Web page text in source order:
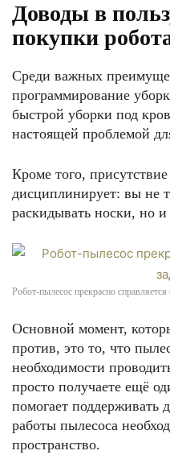
Доводы в
покупки
Среди важных
программирование
быстрой уборки под
настоящей проблемой
Кроме того,
дисциплинирует: вы не
раскидывать носки, но
Робот-пылесос прекрасно справляется
Основной момент,
против, это то, что
необходимости
просто получаете ещё
помогает поддерживать
работы пылесоса
пространство.